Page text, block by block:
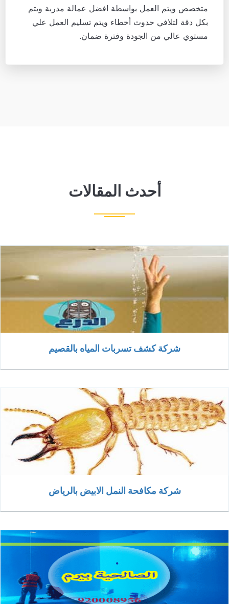
متخصص ويتم العمل بواسطة افضل عمالة مدربة ويتم
بكل دقة لتلافي حدوث أخطاء ويتم تسليم العمل علي
مستوي عالي من الجودة وفترة ضمان.
أحدث المقالات
شركة كشف تسربات المياه بالقصيم
شركة مكافحة النمل الابيض بالرياض